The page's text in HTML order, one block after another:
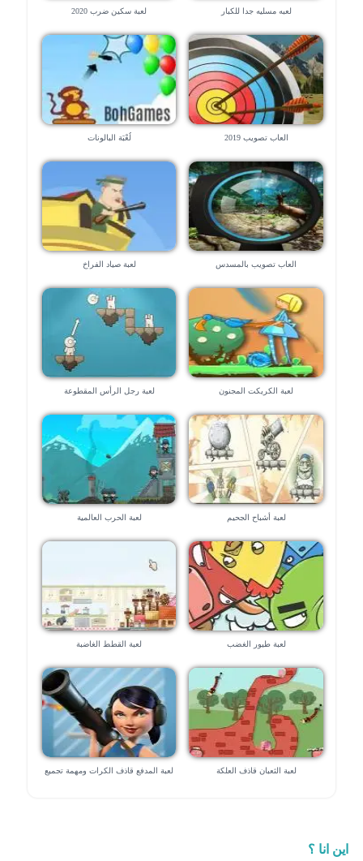
لعبه مسليه جدا للكبار لعبة سكين ضرب 2020
العاب تصويب 2019 لُعْبَة البالونات
العاب تصويب بالمسدس لعبة صياد الفراخ
لعبة الكريكت المجنون لعبة رجل الرأس المقطوعة
لعبة أشباح الجحيم لعبة الحرب العالمية
لعبة طيور الغضب لعبة القطط الغاضبة
لعبة الثعبان قاذف العلكة
لعبة المدفع قاذف الكرات ومهمة تجميع
اين انا ؟